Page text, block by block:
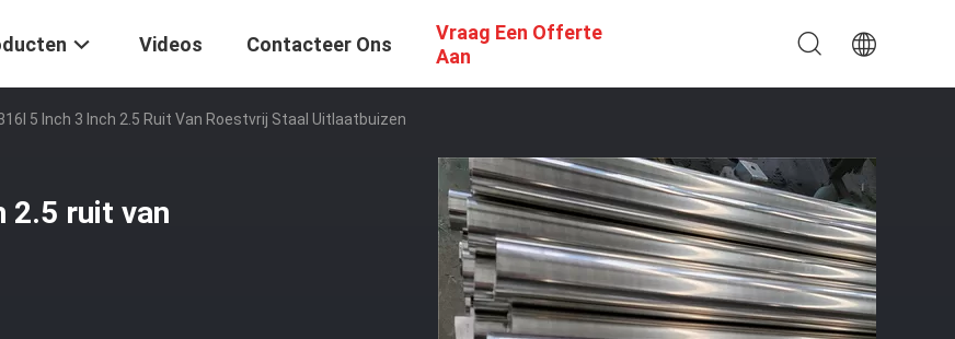
Videos Contacteer Ons
Vraag Een Offerte
Aan
5 Inch 3 Inch 2.5 Ruit Van Roestvrij Staal Uitlaatbuizen
2.5 ruit van